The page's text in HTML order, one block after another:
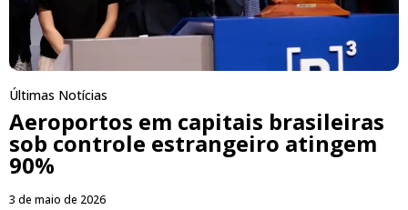
Últimas Notícias
Aeroportos em capitais brasileiras
sob controle estrangeiro atingem
90%
3 de maio de 2026